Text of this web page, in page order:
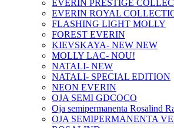
EVERIN PRESTIGE
EVERIN ROYAL
FLASHING LIGHT MOLLY
FOREST EVERIN
KIEVSKAYA- NEW NEW
MOLLY LAC- NOU!
NATALI- NEW
NATALI- SPECIAL EDITION
NEON EVERIN
OJA SEMI GDCOCO
Oja semipermanenta Rosalind
OJA SEMIPERMANENTA